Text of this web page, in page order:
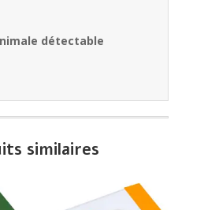
détectable
similaires